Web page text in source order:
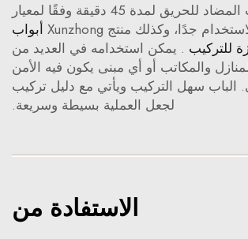
يتميز باب الخشب المضاد للحريق لمدة 45 دقيقة وفقًا لمعيار
أبواب
للتركيب . يمكن استخدامه في العديد من
والمكاتب أو أي مبنى يكون فيه الأمن
الباب سهل التركيب ويأتي مع دليل تركيب
لجعل العملية بسيطة وسريعة.
الاستفادة من